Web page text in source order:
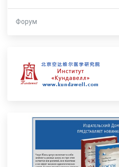
Форум